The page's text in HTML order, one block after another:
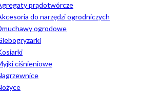
prądotwórcze
do narzędzi ogrodniczych
ogrodowe
ciśnieniowe